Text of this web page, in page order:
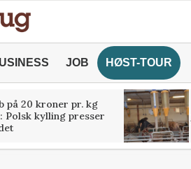
JOB HØST-TOUR
på 20 kroner pr. kg
Polsk kylling presser